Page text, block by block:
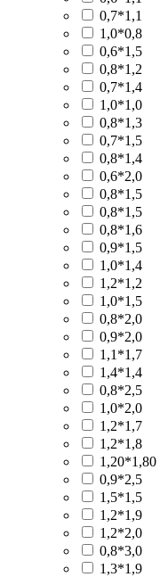
0,7*1,1
1,0*0,8
0,6*1,5
0,8*1,2
0,7*1,4
1,0*1,0
0,8*1,3
0,7*1,5
0,8*1,4
0,6*2,0
0,8*1,5
0,8*1,5
0,8*1,6
0,9*1,5
1,0*1,4
1,2*1,2
1,0*1,5
0,8*2,0
0,9*2,0
1,1*1,7
1,4*1,4
0,8*2,5
1,0*2,0
1,2*1,7
1,2*1,8
1,20*1,80
0,9*2,5
1,5*1,5
1,2*1,9
1,2*2,0
0,8*3,0
1,3*1,9